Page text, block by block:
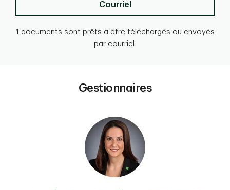
Courriel
1 documents sont prêts à être téléchargés ou envoyés
par courriel.
Gestionnaires